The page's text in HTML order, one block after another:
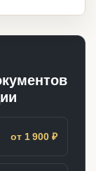
от 1 900 ₽